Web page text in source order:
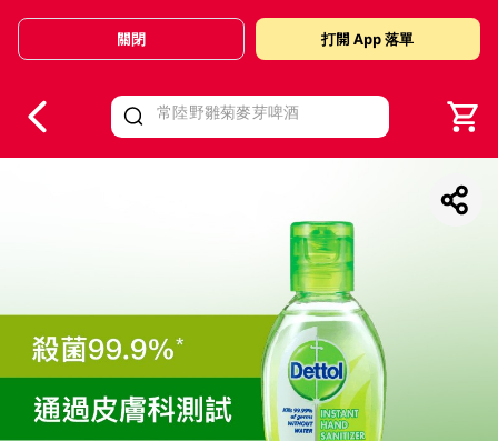
Valid Until 30 June 2026
關閉 打開 App 落單